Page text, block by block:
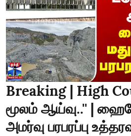
Breaking | High
மூலம் ஆய்வு..'' |
அமர்வு பரபரப்பு